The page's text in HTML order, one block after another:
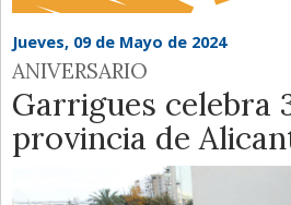
Jueves, 09 de Mayo de 2024
ANIVERSARIO
Garrigues celebra
provincia de